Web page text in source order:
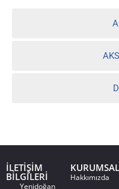
İLETİŞİM
BİLGİLERİ
Yenidoğan
KURUMSAL
Hakkımızda